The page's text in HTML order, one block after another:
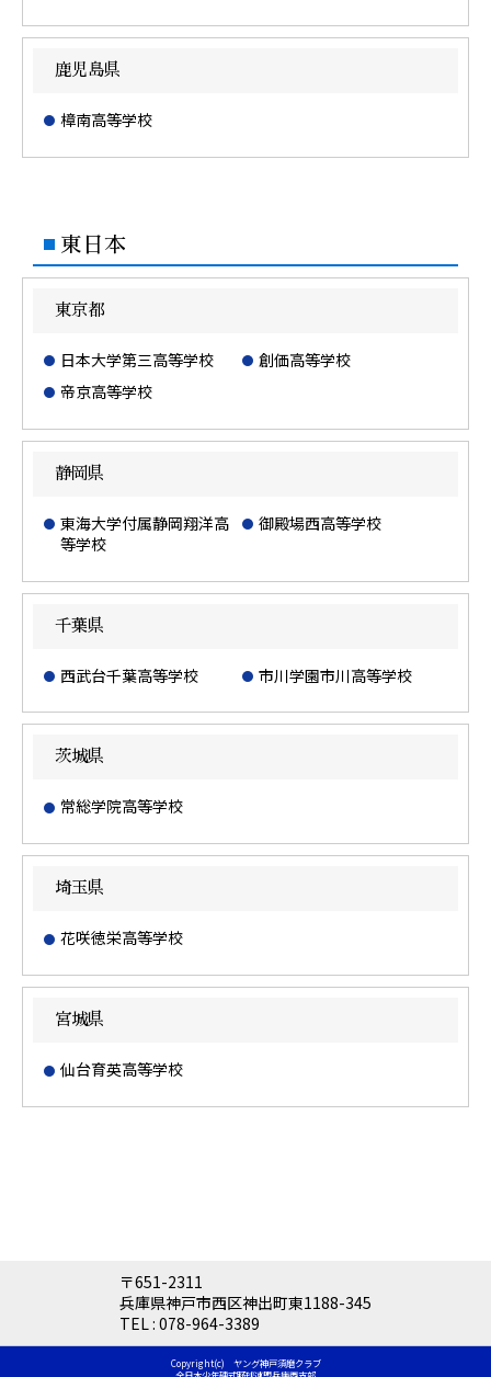
鹿児島県
樟南高等学校
東日本
東京都
日本大学第三高等学校
創価高等学校
帝京高等学校
静岡県
東海大学付属静岡翔洋高
等学校
御殿場西高等学校
千葉県
西武台千葉高等学校 市川学園市川高等学校
茨城県
常総学院高等学校
埼玉県
花咲徳栄高等学校
宮城県
仙台育英高等学校
〒651-2311
兵庫県神戸市西区神出町東1188-345
TEL : 078-964-3389
Copyright(c) ヤング神戸須磨クラブ